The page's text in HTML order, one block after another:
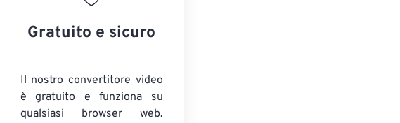
Gratuito e sicuro
Il nostro convertitore video
è gratuito e funziona su
qualsiasi browser web.